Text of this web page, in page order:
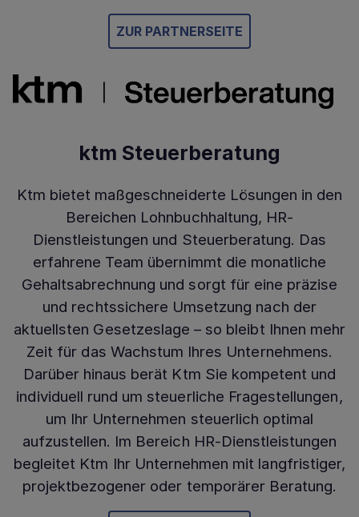
ZUR PARTNERSEITE
ktm Steuerberatung
Ktm bietet maßgeschneiderte Lösungen in den
Bereichen Lohnbuchhaltung, HR-
Dienstleistungen und Steuerberatung. Das
erfahrene Team übernimmt die monatliche
Gehaltsabrechnung und sorgt für eine präzise
und rechtssichere Umsetzung nach der
aktuellsten Gesetzeslage – so bleibt Ihnen mehr
Zeit für das Wachstum Ihres Unternehmens.
Darüber hinaus berät Ktm Sie kompetent und
individuell rund um steuerliche Fragestellungen,
um Ihr Unternehmen steuerlich optimal
aufzustellen. Im Bereich HR-Dienstleistungen
begleitet Ktm Ihr Unternehmen mit langfristiger,
projektbezogener oder temporärer Beratung.